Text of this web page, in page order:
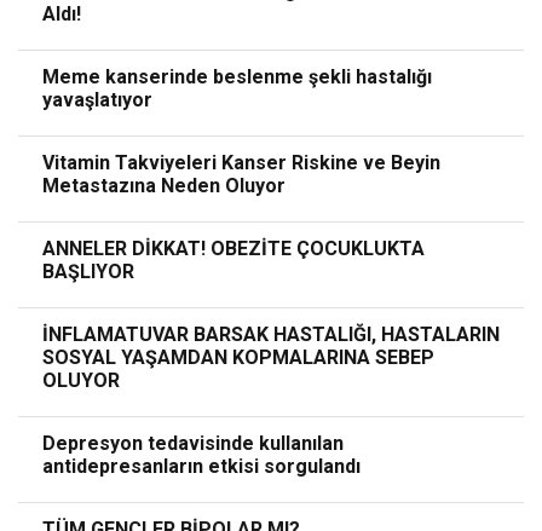
Aldı!
Meme kanserinde beslenme şekli hastalığı
yavaşlatıyor
Vitamin Takviyeleri Kanser Riskine ve Beyin
Metastazına Neden Oluyor
ANNELER DİKKAT! OBEZİTE ÇOCUKLUKTA
BAŞLIYOR
İNFLAMATUVAR BARSAK HASTALIĞI, HASTALARIN
SOSYAL YAŞAMDAN KOPMALARINA SEBEP
OLUYOR
Depresyon tedavisinde kullanılan
antidepresanların etkisi sorgulandı